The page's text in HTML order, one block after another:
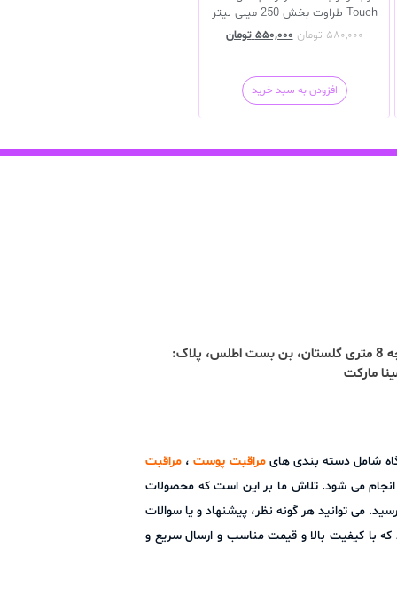
Touch طراوت بخش 250 میلی لیتر
۵۸۰,۰۰۰ تومان ۵۵۰,۰۰۰ تومان
افزودن به سبد خرید
آدرس : تبریز، ائل گلی، کوچه 8 متری گلستان، بن بست اطلس، پلاک:
شامل دسته بندی هایمراقبت پوست، مراقبت
انجام می شود. تلاش ما بر این است که محصولات
می توانید هر گونه نظر، پیشنهاد و یا سوالات
است و امید دارد که با کیفیت بالا و قیمت مناسب و ارسال سریع و